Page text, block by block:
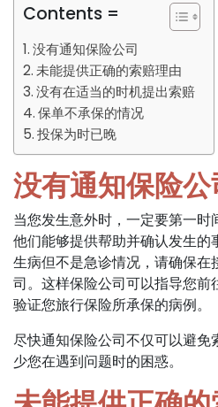
Contents =
没有通知保险公司
未能提供正确的索赔理由
没有在适当的时机提出索赔
保单不承保的情况
投保为时已晚
没有通知保险公
当您发生意外时，一定要第一
他们能够提供帮助并确认发生
生病但不是急诊情况，请确保在
司。这样保险公司可以指导您
验证您旅行保险所承保的病例。
尽快通知保险公司不仅可以避
少您在遇到问题时的困惑。